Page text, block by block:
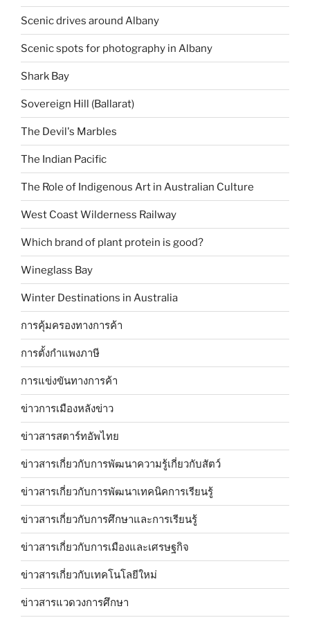
Scenic drives around Albany
Scenic spots for photography in Albany
Shark Bay
Sovereign Hill (Ballarat)
The Devil's Marbles
The Indian Pacific
The Role of Indigenous Art in Australian Culture
West Coast Wilderness Railway
Which brand of plant protein is good?
Wineglass Bay
Winter Destinations in Australia
การคุ้มครองทางการค้า
การตั้งกำแพงภาษี
การแข่งขันทางการค้า
ข่าวการเมืองหลังข่าว
ข่าวสารสตาร์ทอัพไทย
ข่าวสารเกี่ยวกับการพัฒนาความรู้เกี่ยวกับสัตว์
ข่าวสารเกี่ยวกับการพัฒนาเทคนิคการเรียนรู้
ข่าวสารเกี่ยวกับการศึกษาและการเรียนรู้
ข่าวสารเกี่ยวกับการเมืองและเศรษฐกิจ
ข่าวสารเกี่ยวกับเทคโนโลยีใหม่
ข่าวสารแวดวงการศึกษา